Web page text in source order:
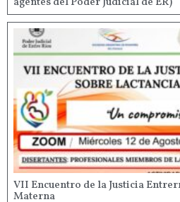
VII Encuentro de la Justicia
Materna